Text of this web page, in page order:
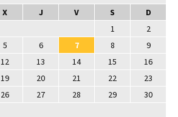
X J V S
D
1
2
5 6 7 8
9
12 13 14 15
16
19 20 21 22
23
26 27 28 29
30